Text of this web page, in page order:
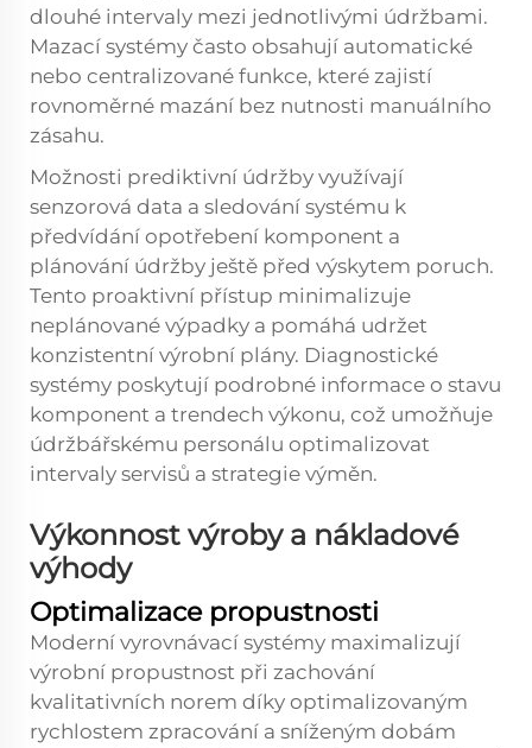
dlouhé intervaly mezi jednotlivými údržbami.
Mazací systémy často obsahují automatické
nebo centralizované funkce, které zajistí
rovnoměrné mazání bez nutnosti manuálního
zásahu.
Možnosti prediktivní údržby využívají
senzorová data a sledování systému k
předvídání opotřebení komponent a
plánování údržby ještě před výskytem poruch.
Tento proaktivní přístup minimalizuje
neplánované výpadky a pomáhá udržet
konzistentní výrobní plány. Diagnostické
systémy poskytují podrobné informace o stavu
komponent a trendech výkonu, což umožňuje
údržbářskému personálu optimalizovat
intervaly servisů a strategie výměn.
Výkonnost výroby a nákladové
výhody
Optimalizace propustnosti
Moderní vyrovnávací systémy maximalizují
výrobní propustnost při zachování
kvalitativních norem díky optimalizovaným
rychlostem zpracování a sníženým dobám